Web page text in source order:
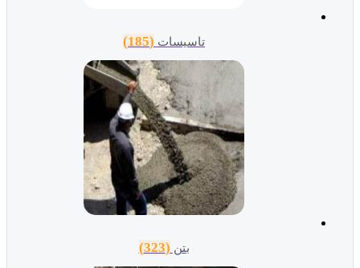
تاسیسات (185)
بتن (323)